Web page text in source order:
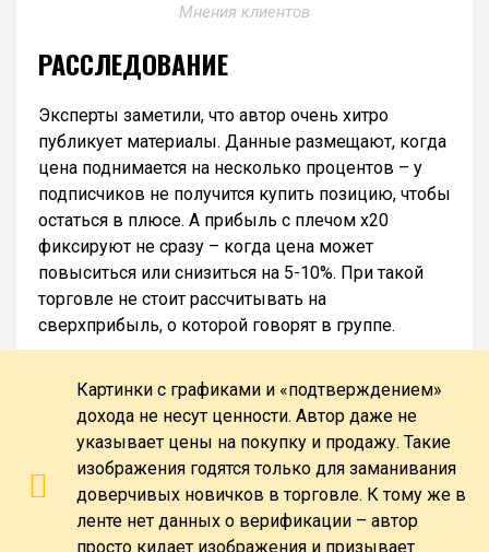
Мнения клиентов
РАССЛЕДОВАНИЕ
Эксперты заметили, что автор очень хитро
публикует материалы. Данные размещают, когда
цена поднимается на несколько процентов – у
подписчиков не получится купить позицию, чтобы
остаться в плюсе. А прибыль с плечом х20
фиксируют не сразу – когда цена может
повыситься или снизиться на 5-10%. При такой
торговле не стоит рассчитывать на
сверхприбыль, о которой говорят в группе.
Картинки с графиками и «подтверждением»
дохода не несут ценности. Автор даже не
указывает цены на покупку и продажу. Такие
изображения годятся только для заманивания
доверчивых новичков в торговле. К тому же в
ленте нет данных о верификации – автор
просто кидает изображения и призывает